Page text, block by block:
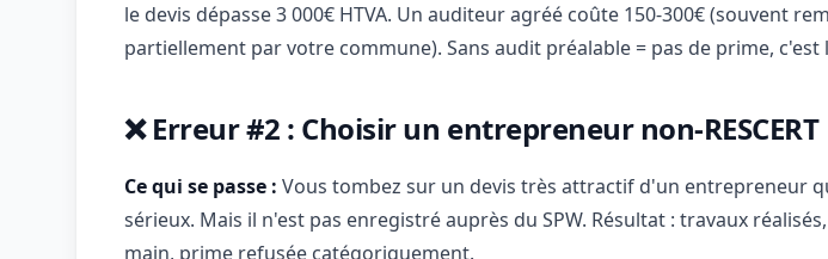
le devis dépasse 3 000€ HTVA. Un auditeur agréé coûte 150-300€ (souvent
partiellement par votre commune). Sans audit préalable = pas de prime, c'est
❌ Erreur #2 : Choisir un entrepreneur non-RESCERT
Ce qui se passe : Vous tombez sur un devis très attractif d'un entrepreneur
sérieux. Mais il n'est pas enregistré auprès du SPW. Résultat : travaux
main, prime refusée catégoriquement.